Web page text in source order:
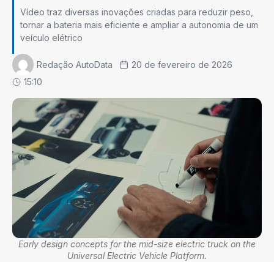
Vídeo traz diversas inovações criadas para reduzir peso,
tornar a bateria mais eficiente e ampliar a autonomia de um
veículo elétrico
Redação AutoData
20 de fevereiro de 2026
15:10
Early design concepts for the mid-size electric truck on the
Universal Electric Vehicle Platform.